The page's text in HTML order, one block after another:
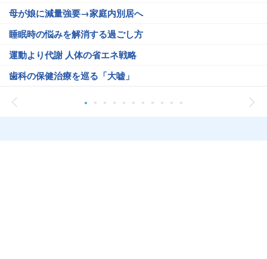
母が娘に減量強要→家庭内別居へ
睡眠時の悩みを解消する過ごし方
運動より代謝 人体の省エネ戦略
歯科の保健治療を巡る「大嘘」